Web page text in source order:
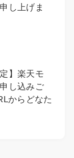
し上げま
】楽天モ
し込みご
からどなた